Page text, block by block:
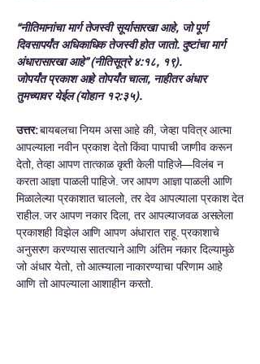
“नीतिमानांचा मार्ग तेजस्वी सूर्यासारखा आहे, जो पूर्ण
दिवसापर्यंत अधिकाधिक तेजस्वी होत जातो. दुष्टांचा मार्ग
अंधारासारखा आहे” (नीतिसूत्रे ४:१८, १९).
जोपर्यंत प्रकाश आहे तोपर्यंत चाला, नाहीतर अंधार
तुमच्यावर येईल (योहान १२:३५).
उत्तर:बायबलचा नियम असा आहे की, जेव्हा पवित्र आत्मा
आपल्याला नवीन प्रकाश देतो किंवा पापाची जाणीव करून
देतो, तेव्हा आपण तात्काळ कृती केली पाहिजे—विलंब न
करता आज्ञा पाळली पाहिजे. जर आपण आज्ञा पाळली आणि
मिळालेल्या प्रकाशात चाललो, तर देव आपल्याला प्रकाश देत
राहील. जर आपण नकार दिला, तर आपल्याजवळ असलेला
प्रकाशही विझेल आणि आपण अंधारात राहू. प्रकाशाचे
अनुसरण करण्यास सातत्याने आणि अंतिम नकार दिल्यामुळे
जो अंधार येतो, तो आत्म्याला नाकारण्याचा परिणाम आहे
आणि तो आपल्याला आशाहीन करतो.